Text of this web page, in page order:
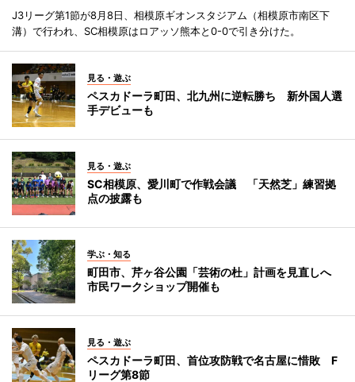
J3リーグ第1節が8月8日、相模原ギオンスタジアム（相模原市南区下
溝）で行われ、SC相模原はロアッソ熊本と0-0で引き分けた。
見る・遊ぶ
ペスカドーラ町田、北九州に逆転勝ち 新外国人選
手デビューも
見る・遊ぶ
SC相模原、愛川町で作戦会議 「天然芝」練習拠
点の披露も
学ぶ・知る
町田市、芹ヶ谷公園「芸術の杜」計画を見直しへ
市民ワークショップ開催も
見る・遊ぶ
ペスカドーラ町田、首位攻防戦で名古屋に惜敗 F
リーグ第8節